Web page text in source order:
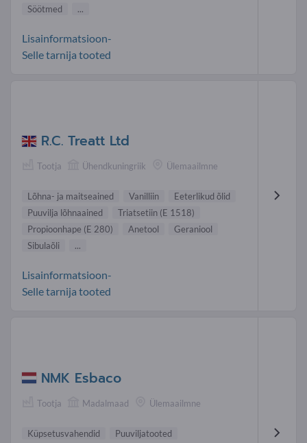
Söötmed
...
Lisainformatsioon-
Selle tarnija tooted
R.C. Treatt Ltd
Tootja Ühendkuningriik Ülemaailmne
Lõhna- ja maitseained Vanilliin
Eeterlikud õlid
Puuvilja lõhnaained
Triatsetiin (E 1518)
Propioonhape (E 280)
Anetool
Geraniool
Sibulaõli
...
Lisainformatsioon-
Selle tarnija tooted
NMK Esbaco
Tootja Madalmaad Ülemaailmne
Küpsetusvahendid
Puuviljatooted